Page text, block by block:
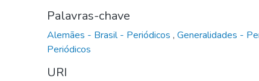
Palavras-chave
Alemães - Brasil - Periódicos , Generalidades -
Periódicos
URI